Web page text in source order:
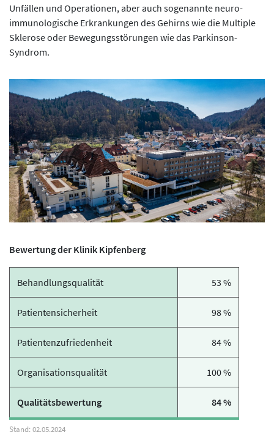
Unfällen und Operationen, aber auch sogenannte neuro-
immunologische Erkrankungen des Gehirns wie die Multiple
Sklerose oder Bewegungsstörungen wie das Parkinson-
Syndrom.
Bewertung der Klinik Kipfenberg
Behandlungsqualität 53 %
Patientensicherheit 98 %
Patientenzufriedenheit 84 %
Organisationsqualität 100 %
Qualitätsbewertung 84 %